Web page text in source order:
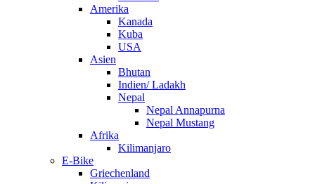
Amerika
Kanada
Kuba
USA
Asien
Bhutan
Indien/ Ladakh
Nepal
Nepal Annapurna
Nepal Mustang
Afrika
Kilimanjaro
E-Bike
Griechenland